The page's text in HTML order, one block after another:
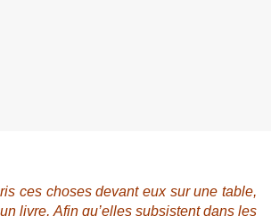
ces choses devant eux sur une table,
livre, Afin qu’elles subsistent dans les